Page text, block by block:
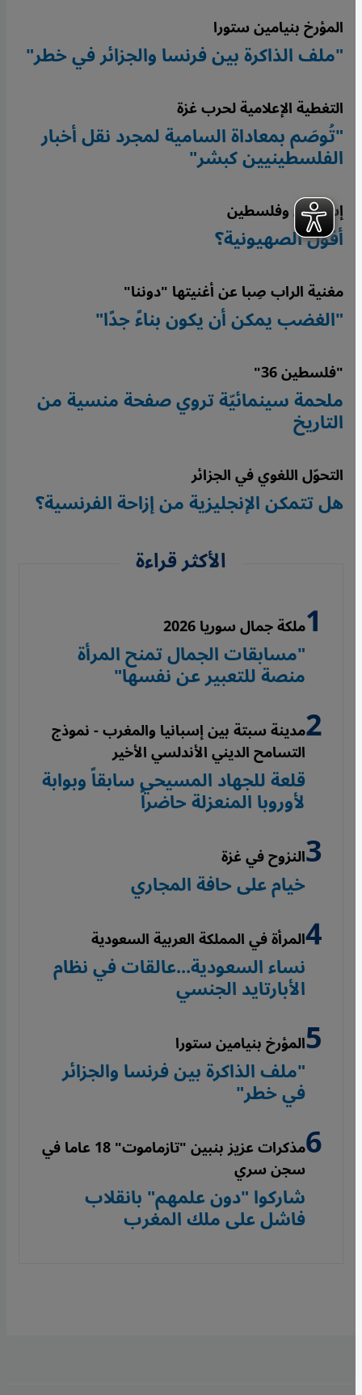
المؤرخ بنيامين ستورا
"ملف الذاكرة بين فرنسا والجزائر في خطر"
التغطية الإعلامية لحرب غزة
"تُوصَم بمعاداة السامية لمجرد نقل أخبار
الفلسطينيين كبشر"
إسرائيل وفلسطين
أفول الصهيونية؟
مغنية الراب صِبا عن أغنيتها "دوننا"
"الغضب يمكن أن يكون بناءً جدًا"
"فلسطين 36"
ملحمة سينمائيّة تروي صفحة منسية من
التاريخ
التحوّل اللغوي في الجزائر
هل تتمكن الإنجليزية من إزاحة الفرنسية؟
الأكثر قراءة
ملكة جمال سوريا 2026
"مسابقات الجمال تمنح المرأة
منصة للتعبير عن نفسها"
مدينة سبتة بين إسبانيا والمغرب - نموذج
التسامح الديني الأندلسي الأخير
قلعة للجهاد المسيحي سابقاً وبوابة
لأوروبا المنعزلة حاضراً
النزوح في غزة
خيام على حافة المجاري
المرأة في المملكة العربية السعودية
نساء السعودية...عالقات في نظام
الأبارتايد الجنسي
المؤرخ بنيامين ستورا
"ملف الذاكرة بين فرنسا والجزائر
في خطر"
مذكرات عزيز بنبين "تازماموت" 18 عاما في
سجن سري
شاركوا "دون علمهم" بانقلاب
فاشل على ملك المغرب